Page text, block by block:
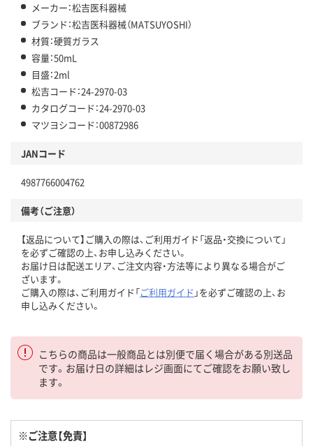
メーカー：松吉医科器械
ブランド：松吉医科器械（MATSUYOSHI）
材質：硬質ガラス
容量：50mL
目盛：2ml
松吉コード：24-2970-03
カタログコード：24-2970-03
マツヨシコード：00872986
JANコード
4987766004762
備考（ご注意）
【返品について】ご購入の際は、ご利用ガイド「返品・交換について」
を必ずご確認の上、お申し込みください。
お届け日は配送エリア、ご注文内容・方法等により異なる場合がご
ざいます。
ご購入の際は、ご利用ガイド「ご利用ガイド 」を必ずご確認の上、お
申し込みください。
こちらの商品は一般商品とは別便で届く場合がある別送品
です。お届け日の詳細はレジ画面にてご確認をお願い致し
ます。
※ご注意【免責】